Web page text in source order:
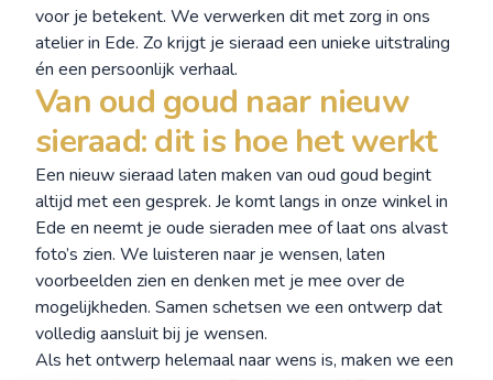
voor je betekent. We verwerken dit met zorg in ons
atelierin Ede. Zo krijgt je sieraad een unieke uitstraling
én een persoonlijk verhaal.
Van oud goud naar nieuw
sieraad: dit is hoe het werkt
Een nieuw sieraad laten maken van oud goud begint
altijd met een gesprek. Je komt langs in onze winkel in
Ede en neemt je oude sieraden mee of laat ons alvast
foto’s zien. We luisteren naar je wensen, laten
voorbeelden zien en denken met je mee over de
mogelijkheden. Samen schetsen we een ontwerp dat
volledig aansluit bij je wensen.
Als het ontwerp helemaal naar wens is, maken we een